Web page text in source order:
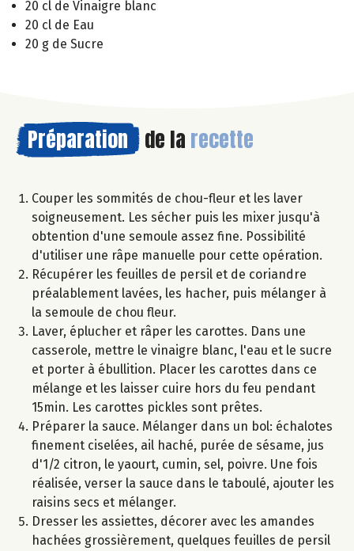
20 cl de Vinaigre blanc
20 cl de Eau
20 g de Sucre
Préparation de la recette
Couper les sommités de chou-fleur et les laver
soigneusement. Les sécher puis les mixer jusqu'à
obtention d'une semoule assez fine. Possibilité
d'utiliser une râpe manuelle pour cette opération.
Récupérer les feuilles de persil et de coriandre
préalablement lavées, les hacher, puis mélanger à
la semoule de chou fleur.
Laver, éplucher et râper les carottes. Dans une
casserole, mettre le vinaigre blanc, l'eau et le sucre
et porter à ébullition. Placer les carottes dans ce
mélange et les laisser cuire hors du feu pendant
15min. Les carottes pickles sont prêtes.
Préparer la sauce. Mélanger dans un bol: échalotes
finement ciselées, ail haché, purée de sésame, jus
d'1/2 citron, le yaourt, cumin, sel, poivre. Une fois
réalisée, verser la sauce dans le taboulé, ajouter les
raisins secs et mélanger.
Dresser les assiettes, décorer avec les amandes
hachées grossièrement, quelques feuilles de persil